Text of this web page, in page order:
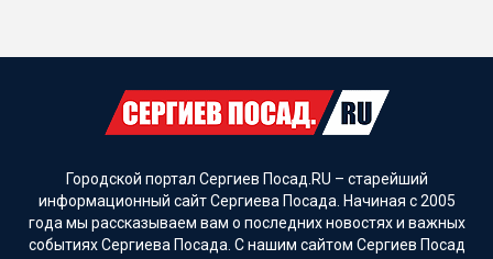
Городской портал Сергиев Посад.RU – старейший
информационный сайт Сергиева Посада. Начиная с 2005
года мы рассказываем вам о последних новостях и важных
событиях Сергиева Посада. С нашим сайтом Сергиев Посад